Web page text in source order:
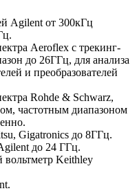
Agilent от 300кГц
Aeroflex с трекинг-
до 26ГГц, для анализа
и преобразователей
Rohde & Schwarz,
частотным диапазоном
Gigatronics до 8ГГц.
до 24 ГГц.
Keithley